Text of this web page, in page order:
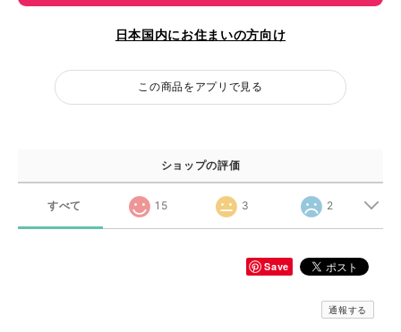
日本国内にお住まいの方向け
この商品をアプリで見る
ショップの評価
すべて 15 3 2
Save
通報する